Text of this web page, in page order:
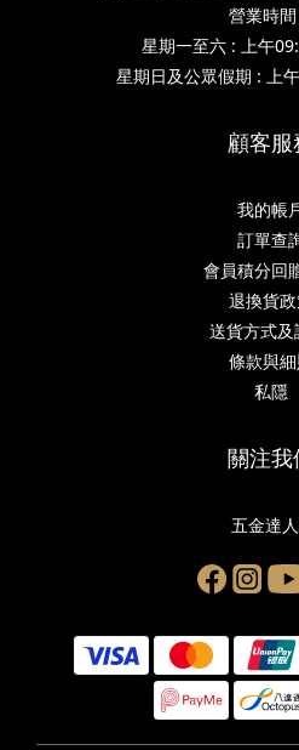
營業時間
星期一至六 : 上午
星期日及公眾假期 : 上
顧客服
我的帳
訂單查
會員積分回
退換貨
送貨方式及
條款與
私隱
關注我
五金達